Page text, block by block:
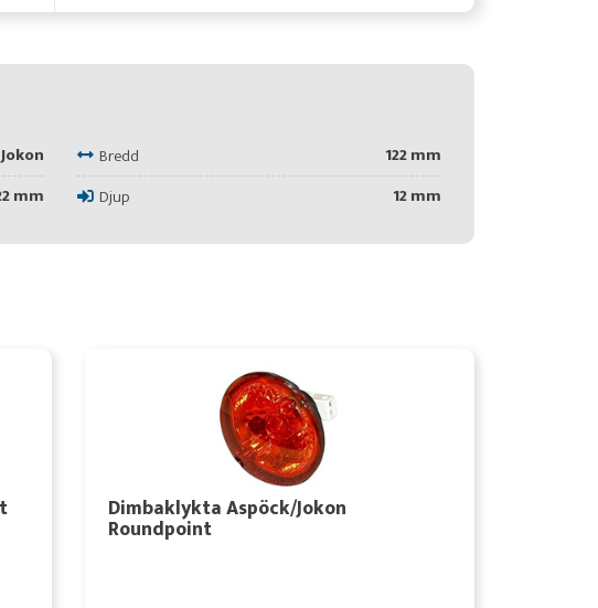
Jokon Bredd
122 mm
mm Djup 12 mm
Dimbaklykta Aspöck/Jokon
Roundpoint